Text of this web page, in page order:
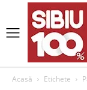
Acasă Etichete